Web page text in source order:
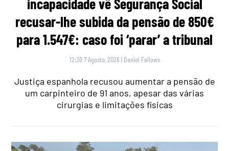
incapacidade vê Segurança Social
recusar-lhe subida da pensão de 850€
para 1.547€: caso foi ‘parar’ a tribunal
12:30 7 Agosto, 2026 | Daniel Fallows
Justiça espanhola recusou aumentar a pensão de
um carpinteiro de 91 anos, apesar das várias
cirurgias e limitações físicas